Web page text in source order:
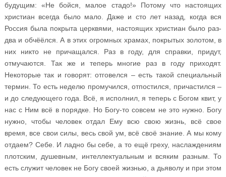
будущим: «Не бойся, малое стадо!» Потому что настоящих
христиан всегда было мало. Даже и сто лет назад, когда вся
Россия была покрыта церквями, настоящих христиан было раз-
два и обчёёлся. А в этих огромных храмах, покрытых золотом, в
них никто не причащался. Раз в году, для справки, придут,
отмучаются. Так же и теперь многие раз в году приходят.
Некоторые так и говорят: отговелся – есть такой специальный
термин. То есть неделю промучился, отпостился, причастился –
и до следующего года. Всё, я исполнил, я теперь с Богом квит, у
нас с Ним всё в порядке. Но Богу-то совсем не это нужно. Богу
нужно, чтобы человек отдал Ему всю свою жизнь, всё свое
время, все свои силы, весь свой ум, всё своё знание. А мы кому
отдаем? Себе. И ладно бы себе, а то ещё греху, наслаждениям
плотским, душевным, интеллектуальным и всяким разным. То
есть служит человек не Богу своей жизнью, а дьяволу и при этом